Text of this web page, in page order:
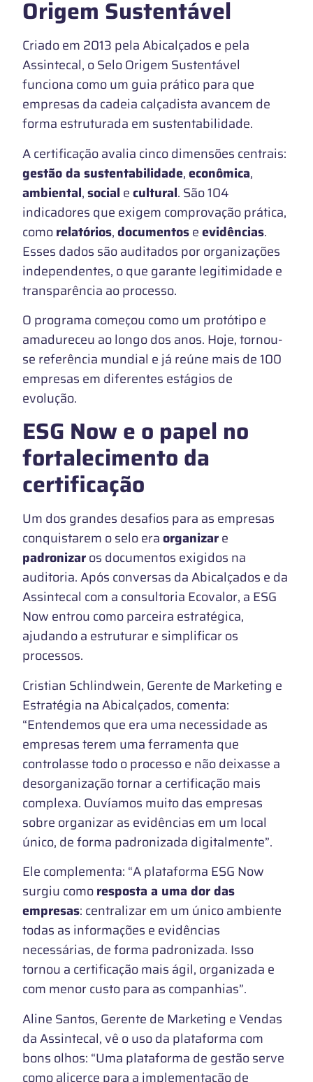
Origem Sustentável
Criado em 2013 pela Abicalçados e pela
Assintecal, o Selo Origem Sustentável
funciona como um guia prático para que
empresas da cadeia calçadista avancem de
forma estruturada em sustentabilidade.
A certificação avalia cinco dimensões centrais:
gestão da sustentabilidade,econômica,
ambiental,social ecultural. São 104
indicadores que exigem comprovação prática,
comorelatórios,documentoseevidências.
Esses dados são auditados por organizações
independentes, o que garante legitimidade e
transparência ao processo.
O programa começou como um protótipo e
amadureceu ao longo dos anos. Hoje, tornou-
se referência mundial e já reúne mais de 100
empresas em diferentes estágios de
evolução.
ESG Now e o papel no
fortalecimento da
certificação
Um dos grandes desafios para as empresas
conquistarem o selo eraorganizare
padronizaros documentos exigidos na
auditoria. Após conversas da Abicalçados e da
Assintecal com a consultoria Ecovalor, a ESG
Now entrou como parceira estratégica,
ajudando a estruturar e simplificar os
processos.
Cristian Schlindwein, Gerente de Marketing e
Estratégia na Abicalçados, comenta:
“Entendemos que era uma necessidade as
empresas terem uma ferramenta que
controlasse todo o processo e não deixasse a
desorganização tornar a certificação mais
complexa. Ouvíamos muito das empresas
sobre organizar as evidências em um local
único, de forma padronizada digitalmente”.
Ele complementa: “A plataforma ESG Now
surgiu comoresposta a uma dor das
empresas: centralizar em um único ambiente
todas as informações e evidências
necessárias, de forma padronizada. Isso
tornou a certificação mais ágil, organizada e
com menor custo para as companhias”.
Aline Santos, Gerente de Marketing e Vendas
da Assintecal, vê o uso da plataforma com
bons olhos: “Uma plataforma de gestão serve
como alicerce para a implementação de